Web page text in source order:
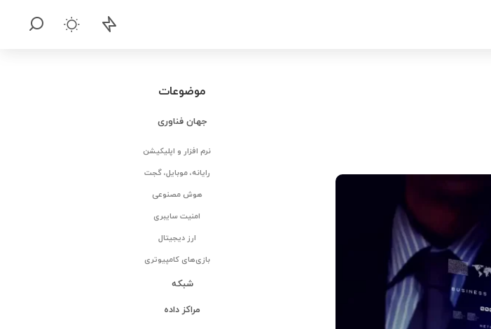
موضوعات
جهان فناوری
نرم افزار و اپلیکیشن
رایانه، موبایل، گجت
هوش مصنوعی
امنیت سایبری
ارز دیجیتال
بازی‌های کامپیوتری
شبکه
مراکز داده